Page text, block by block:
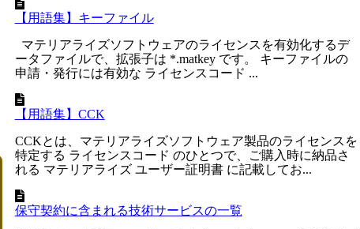
【用語集】キーファイル
マテリアライズソフトウェアのライセンスを有効化するデ
ータファイルで、拡張子は *.matkey です。 キーファイルの
申請・発行には有効な ライセンスコード ...
【用語集】CCK
CCKとは、マテリアライズソフトウェア製品のライセンスを
特定する ライセンスコード のひとつで、ご購入時に納品さ
れる マテリアライズ ユーザー証明書 に記載してお...
保守契約に含まれる技術サービスの一覧